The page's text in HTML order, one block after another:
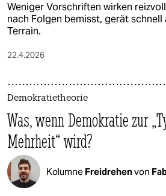
Weniger Vorschriften wirken
nach Folgen bemisst, gerät
Terrain.
22.4.2026
Demokratietheorie
Was, wenn Demokratie zur
Mehrheit“ wird?
Kolumne Freidrehenvon